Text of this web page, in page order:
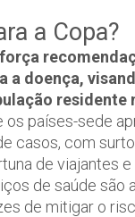
a Copa?
a doença,
residente
os países-sede
casos, com
de viajantes
de saúde são
de mitigar o